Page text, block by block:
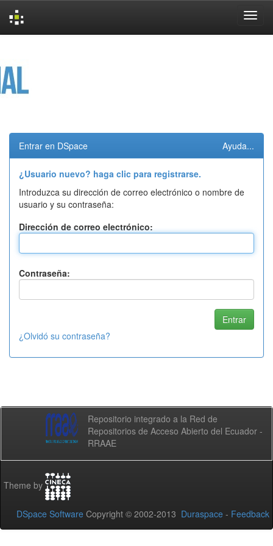
Entrar en DSpace Ayuda...
¿Usuario nuevo? haga clic para registrarse.
Introduzca su dirección de correo electrónico o nombre de
usuario y su contraseña:
Dirección de correo electrónico:
Contraseña:
¿Olvidó su contraseña?
Repositorio integrado a la Red de
Repositorios de Acceso Abierto del Ecuador -
RRAAE
Theme by
DSpace Software Copyright © 2002-2013 Duraspace - Feedback